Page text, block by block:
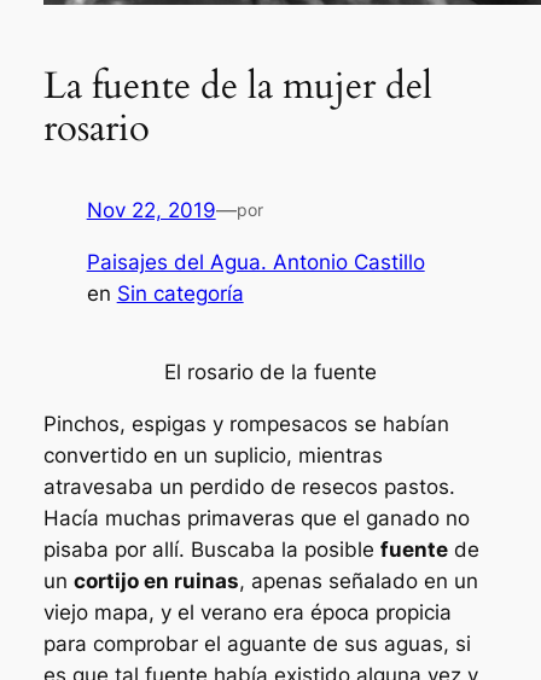
La fuente de la mujer del
rosario
Nov 22, 2019—por
Paisajes del Agua. Antonio Castillo
en Sin categoría
El rosario de la fuente
Pinchos, espigas y rompesacos se habían
convertido en un suplicio, mientras
atravesaba un perdido de resecos pastos.
Hacía muchas primaveras que el ganado no
pisaba por allí. Buscaba la posible fuentede
un cortijo en ruinas, apenas señalado en un
viejo mapa, y el verano era época propicia
para comprobar el aguante de sus aguas, si
es que tal fuente había existido alguna vez y